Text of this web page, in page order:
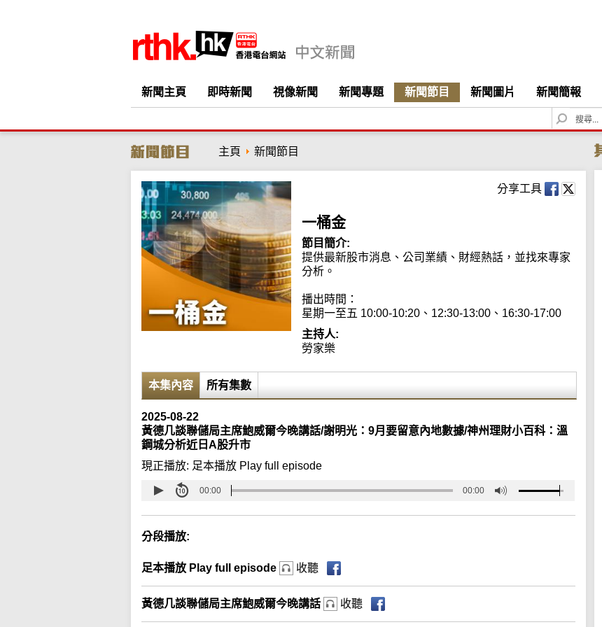
新聞主頁 即時新聞 視像新聞 新聞專題 新聞節目 新聞圖片 新聞簡報
S
e
c
h
主頁 新聞節目
分享工具
一桶金
節目簡介:
提供最新股市消息、公司業績、財經熱話，並找來專家
分析。
播出時間：
星期一至五 10:00-10:20、12:30-13:00、16:30-17:00
主持人:
勞家樂
本集內容 所有集數
2025-08-22
黃德几談聯儲局主席鮑威爾今晚講話/謝明光：9月要留意內地數據/神州理財小百科：溫
鋼城分析近日A股升市
現正播放: 足本播放 Play full episode
00:00 00:00
分段播放:
足本播放 Play full episode 收聽
黃德几談聯儲局主席鮑威爾今晚講話 收聽